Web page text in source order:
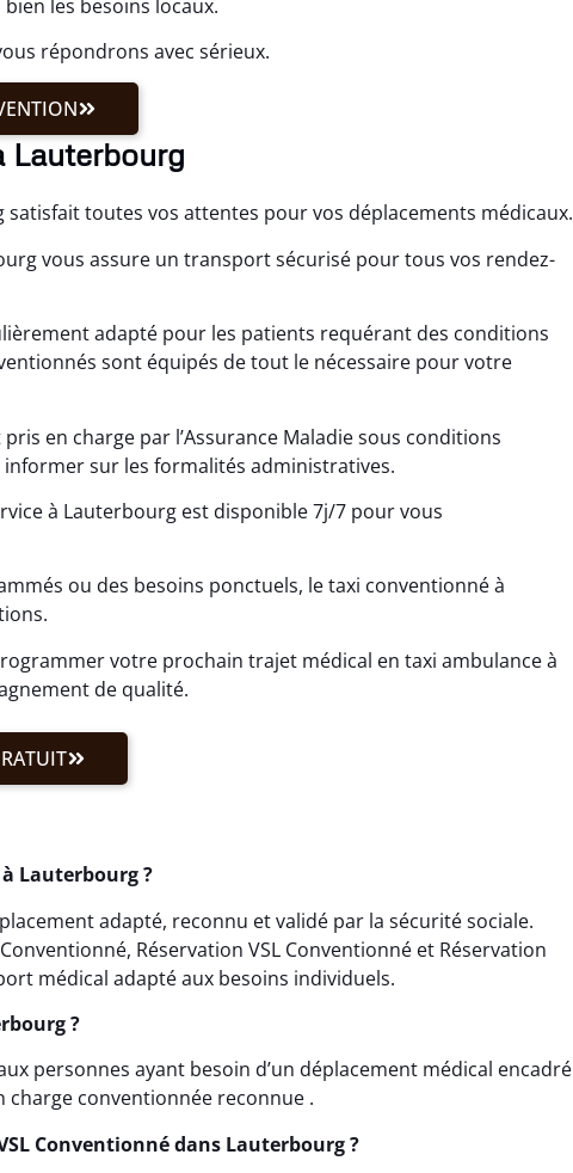
les besoins locaux.
répondrons avec sérieux.
Lauterbourg
satisfait toutes vos attentes pour vos déplacements médicaux.
vous assure un transport sécurisé pour tous vos rendez-
adapté pour les patients requérant des conditions
sont équipés de tout le nécessaire pour votre
en charge par l’Assurance Maladie sous conditions
sur les formalités administratives.
à Lauterbourg est disponible 7j/7 pour vous
ou des besoins ponctuels, le taxi conventionné à
votre prochain trajet médical en taxi ambulance à
de qualité.
Lauterbourg ?
adapté, reconnu et validé par la sécurité sociale.
Réservation VSL Conventionné et Réservation
médical adapté aux besoins individuels.
?
personnes ayant besoin d’un déplacement médical encadré
charge conventionnée reconnue .
Conventionné dans Lauterbourg ?